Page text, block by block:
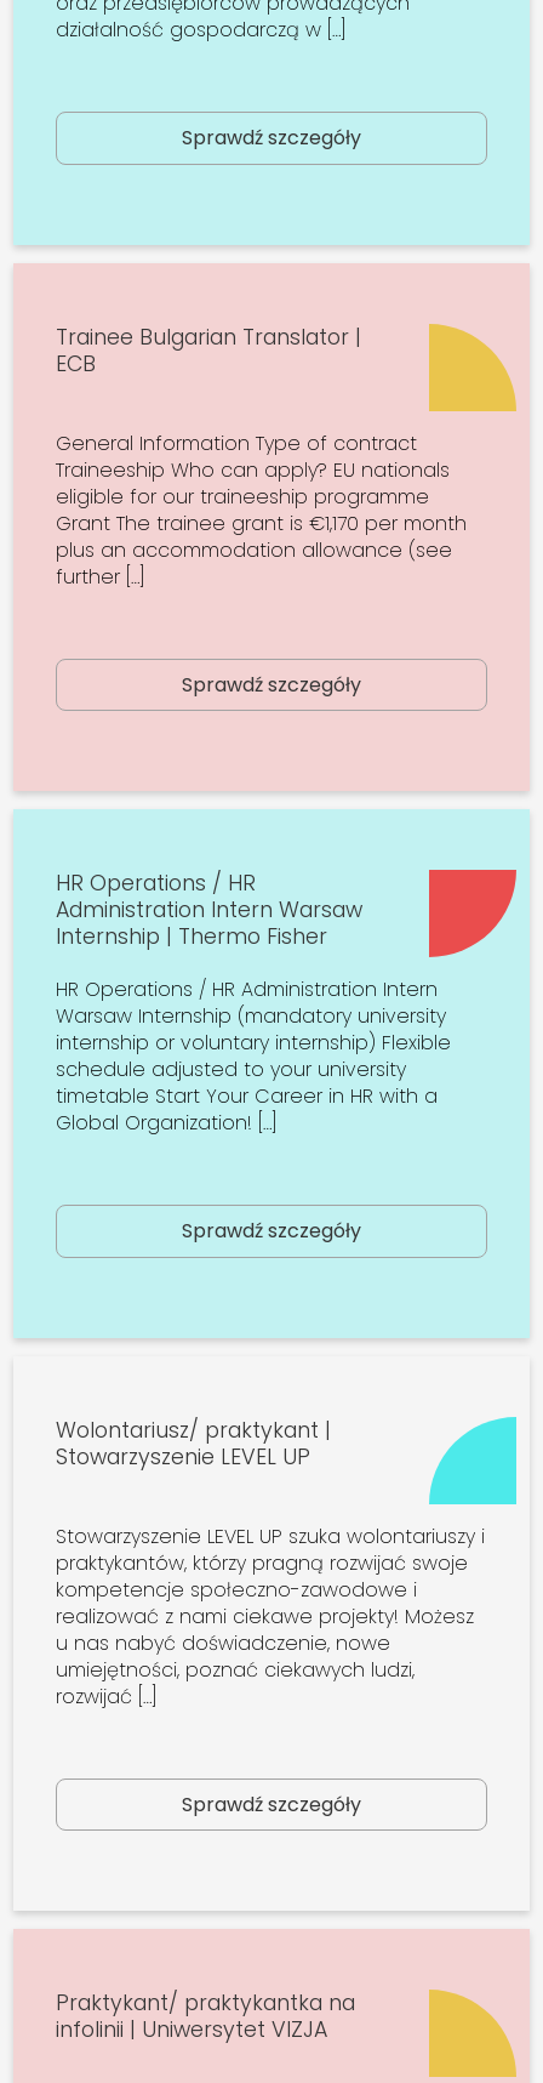
działalność gospodarczą w […]
Sprawdź szczegóły
Trainee Bulgarian Translator |
ECB
General Information Type of contract
Traineeship Who can apply? EU nationals
eligible for our traineeship programme
Grant The trainee grant is €1,170 per month
plus an accommodation allowance (see
further […]
Sprawdź szczegóły
HR Operations / HR
Administration Intern Warsaw
Internship | Thermo Fisher
HR Operations / HR Administration Intern
Warsaw Internship (mandatory university
internship or voluntary internship) Flexible
schedule adjusted to your university
timetable Start Your Career in HR with a
Global Organization! […]
Sprawdź szczegóły
Wolontariusz/ praktykant |
Stowarzyszenie LEVEL UP
Stowarzyszenie LEVEL UP szuka wolontariuszy i
praktykantów, którzy pragną rozwijać swoje
kompetencje społeczno-zawodowe i
realizować z nami ciekawe projekty! Możesz
u nas nabyć doświadczenie, nowe
umiejętności, poznać ciekawych ludzi,
rozwijać […]
Sprawdź szczegóły
Praktykant/ praktykantka na
infolinii | Uniwersytet VIZJA